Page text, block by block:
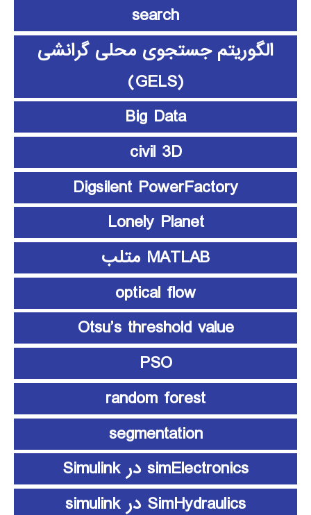
search
الگوریتم جستجوی محلی گرانشی
(GELS)
Big Data
civil 3D
Digsilent PowerFactory
Lonely Planet
MATLAB متلب
optical flow
Otsu’s threshold value
PSO
random forest
segmentation
simElectronics در Simulink
SimHydraulics در simulink